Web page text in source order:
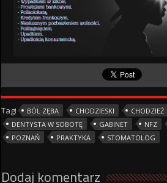
Tagi BÓL ZĘBA CHODZIESKI CHODZIEŻ
DENTYSTA W SOBOTĘ
GABINET NFZ
POZNAŃ
PRAKTYKA STOMATOLOG
Dodaj komentarz